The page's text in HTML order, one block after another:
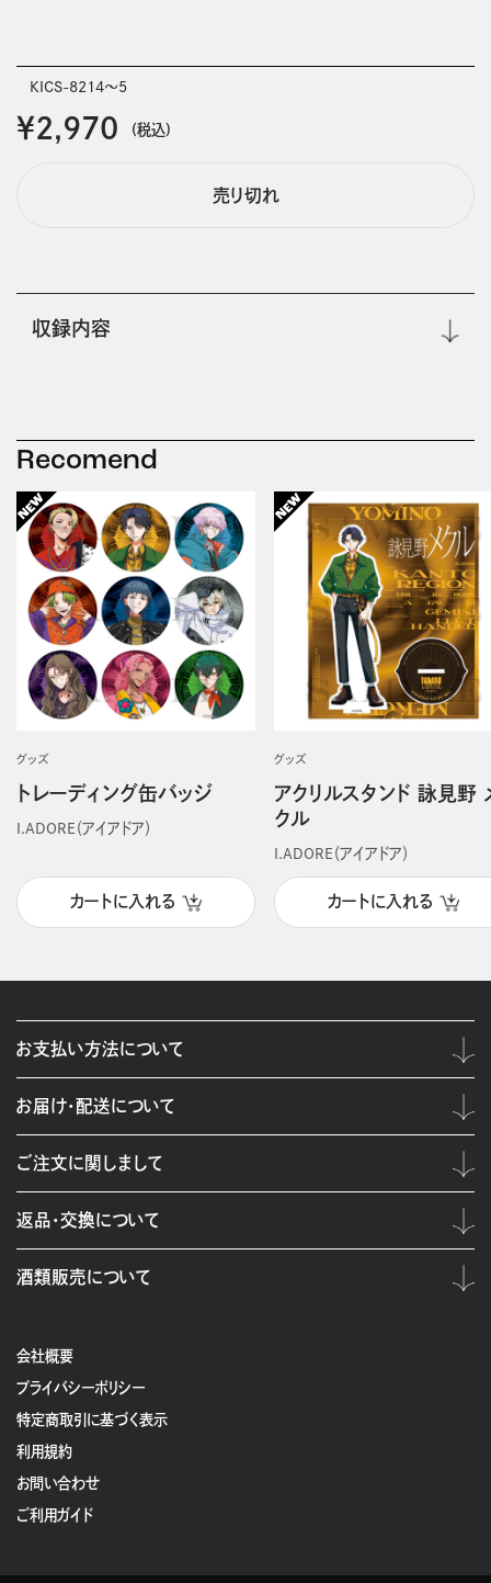
KICS-8214～5
￥2,970 (税込)
売り切れ
収録内容
Recomend
グッズ
トレーディング缶バッジ
I.ADORE（アイアドア）
カートに入れる
グッズ
アクリルスタンド 詠見野
クル
I.ADORE（アイアドア）
カートに入れる
会社概要
プライバシーポリシー
特定商取引に基づく表示
利用規約
お問い合わせ
ご利用ガイド
お支払い方法について
お届け・配送について
ご注文に関しまして
返品・交換について
酒類販売について